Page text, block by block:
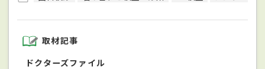
取材記事
ドクターズファイル